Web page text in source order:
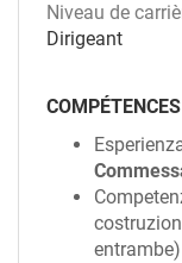
Niveau de
Dirigeant
entrambe)